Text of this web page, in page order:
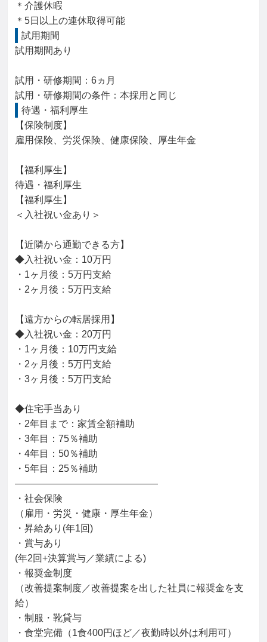
＊介護休暇
＊5日以上の連休取得可能
試用期間
試用期間あり
試用・研修期間：6ヵ月
待遇・福利厚生
【保険制度】
雇用保険、労災保険、健康保険、厚生年金
【福利厚生】
待遇・福利厚生
【福利厚生】
＜入社祝い金あり＞
【近隣から通勤できる方】
◆入社祝い金：10万円
・1ヶ月後：5万円支給
・2ヶ月後：5万円支給
【遠方からの転居採用】
◆入社祝い金：20万円
・1ヶ月後：10万円支給
・2ヶ月後：5万円支給
・3ヶ月後：5万円支給
◆住宅手当あり
・2年目まで：家賃全額補助
・3年目：75％補助
・4年目：50％補助
・5年目：25％補助
―――――――――――――――
・社会保険
（雇用・労災・健康・厚生年金）
・昇給あり(年1回)
・賞与あり
(年2回+決算賞与／業績による)
・報奨金制度
（改善提案制度／改善提案を出した社員に報奨金を支
給）
・制服・靴貸与
・食堂完備（1食400円ほど／夜勤時以外は利用可）